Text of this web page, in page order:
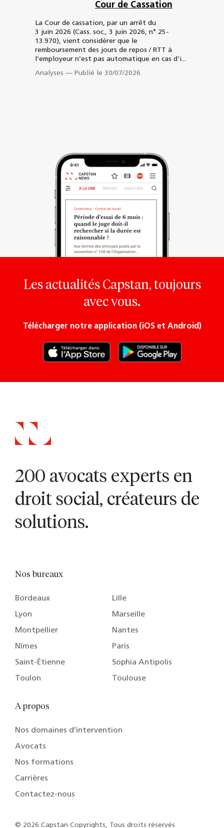
Cour de Cassation
La Cour de cassation, par un arrêt du
3 juin 2026 (Cass. soc., 3 juin 2026, n° 25-
13.970), vient considérer que le
remboursement des jours de repos / RTT à
l’employeur n’est pas automatique en cas d’i...
Analyses — Publié le 30/07/2026
Les actualités Capstan, toujours
avec vous.
Télécharger notre application (iOS et Android)
200 avocats experts en
droit social, créateurs de
solutions.
Nos bureaux
Bordeaux
Lille
Lyon
Marseille
Montpellier
Nantes
Nîmes
Paris
Saint-Étienne
Sophia Antipolis
Toulon
Toulouse
A propos
Nos domaines d’intervention
Avocats
Nos formations
Carrières
Contactez-nous
© 2026 Capstan Copyrights, Tous droits réservés